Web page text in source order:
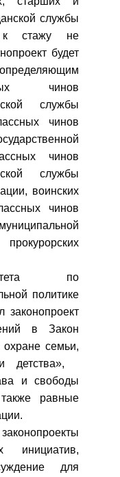
службы
к стажу не
будет
чинов
службы
чинов
чинов
службы
воинских
чинов
по
политике
законопроект
в Закон
семьи,
и детства»,
и свободы
равные
инициатив,
для